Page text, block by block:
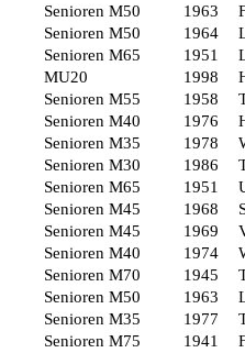
Senioren M50 1963
Senioren M50 1964
Senioren M65 1951
MU20 1998
Senioren M55 1958
Senioren M40 1976
Senioren M35 1978
Senioren M30 1986
Senioren M65 1951
Senioren M45 1968
Senioren M45 1969
Senioren M40 1974
Senioren M70 1945
Senioren M50 1963
Senioren M35 1977
Senioren M75 1941